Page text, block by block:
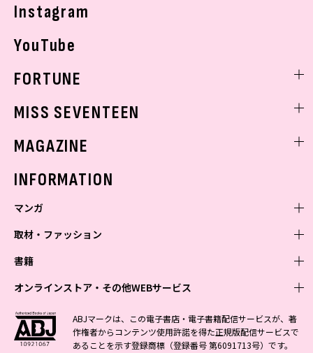
Instagram
YouTube
FORTUNE
MISS SEVENTEEN
MAGAZINE
INFORMATION
マンガ
少年マンガ
Vジャンプ
最強ジャンプ
少年ジャンプ+
青年マンガ
ZEBRACK
S-MANGA
少女マンガ
ZEBRACK
S-MANGA
女性マンガ
ジャンプTOON
取材・ファッション
ファッション・美容
BAILA
MAQUIA
芸能・情報・スポーツ
週プレNEWS
週プレ グラジャパ!
書籍
文芸・文庫・総合
小説すばる
集英社 文芸ステーション
学芸・ノンフィクション・新書
1日5分で、明日は変わる よみタイ yomitai
ライトノベル・ノベライズ
オンラインストア・その他WEBサービス
オンラインストア
OTO
その他WEBサービス
ABJマークは、この電子書店・電子書籍配信サービスが、著
作権者からコンテンツ使用許諾を得た正規版配信サービスで
あることを示す登録商標（登録番号 第6091713号）です。